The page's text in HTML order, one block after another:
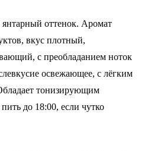
оттенок. Аромат
вкус плотный,
с преобладанием ноток
освежающее, с лёгким
тонизирующим
до 18:00, если чутко